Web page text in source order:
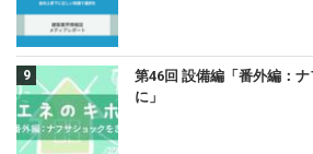
第46回 設備編「番外編：
に」